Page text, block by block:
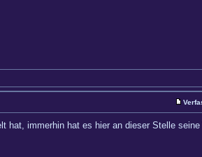
hat, immerhin hat es hier an dieser Stelle seine